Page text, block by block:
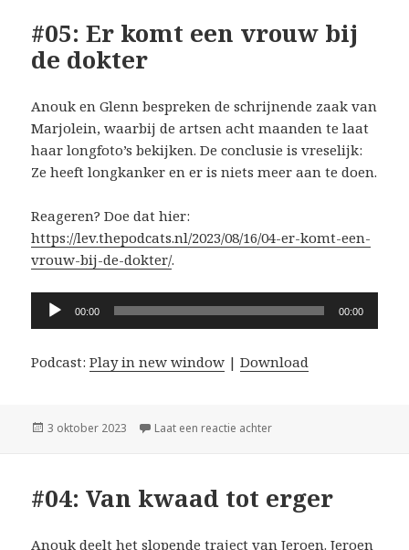
#05: Er komt een vrouw bij
de dokter
Anouk en Glenn bespreken de schrijnende zaak van
Marjolein, waarbij de artsen acht maanden te laat
haar longfoto’s bekijken. De conclusie is vreselijk:
Ze heeft longkanker en er is niets meer aan te doen.
Reageren? Doe dat hier:
https://lev.thepodcats.nl/2023/08/16/04-er-komt-een-
vrouw-bij-de-dokter/.
Audiospeler
00:00 00:00
Podcast:Play in new window |Download
Geplaatst
3 oktober 2023 Laat een reactie achterop #05: Er komt een
#04: Van kwaad tot erger
Anouk deelt het slopende traject van Jeroen. Jeroen